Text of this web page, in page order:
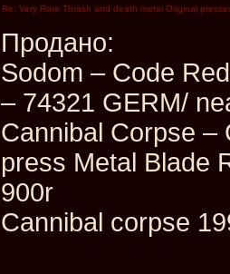
Re: Very Rare Thrash and death metal Original
Продано:
Sodom ‎– Code
‎– 74321 GERM/
Cannibal Corpse ‎–
press Metal Blade
900r
Cannibal corpse